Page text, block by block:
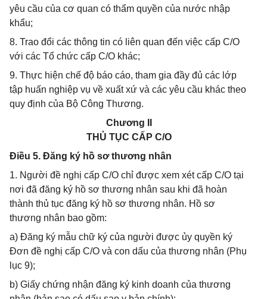
yêu cầu của cơ quan có thẩm quyền của nước nhập
khẩu;
8. Trao đổi các thông tin có liên quan đến việc cấp C/O
với các Tổ chức cấp C/O khác;
9. Thực hiện chế độ báo cáo, tham gia đầy đủ các lớp
tập huấn nghiệp vụ về xuất xứ và các yêu cầu khác theo
quy định của Bộ Công Thương.
Chương II
THỦ TỤC CẤP C/O
Điều 5. Đăng ký hồ sơ thương nhân
1. Người đề nghị cấp C/O chỉ được xem xét cấp C/O tại
nơi đã đăng ký hồ sơ thương nhân sau khi đã hoàn
thành thủ tục đăng ký hồ sơ thương nhân. Hồ sơ
thương nhân bao gồm:
a) Đăng ký mẫu chữ ký của người được ủy quyền ký
Đơn đề nghị cấp C/O và con dấu của thương nhân (Phụ
lục 9);
b) Giấy chứng nhận đăng ký kinh doanh của thương